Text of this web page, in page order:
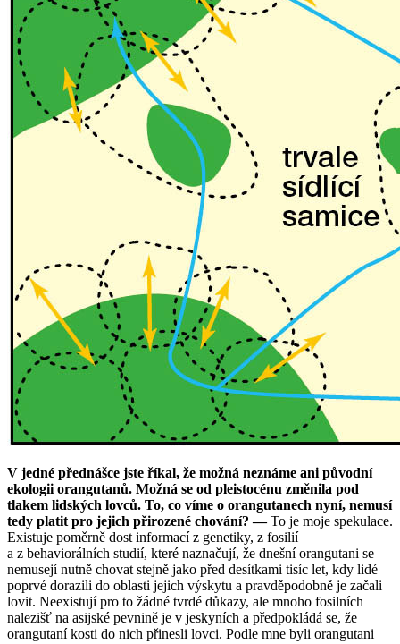
V jedné přednášce jste říkal, že možná neznáme ani původní
ekologii orangutanů. Možná se od pleistocénu změnila pod
tlakem lidských lovců. To, co víme o orangutanech nyní, nemusí
tedy platit pro jejich přirozené chování? —To je moje spekulace.
Existuje poměrně dost informací z genetiky, z fosilií
a z behaviorálních studií, které naznačují, že dnešní orangutani se
nemusejí nutně chovat stejně jako před desítkami tisíc let, kdy lidé
poprvé dorazili do oblasti jejich výskytu a pravděpodobně je začali
lovit. Neexistují pro to žádné tvrdé důkazy, ale mnoho fosilních
nalezišť na asijské pevnině je v jeskyních a předpokládá se, že
orangutaní kosti do nich přinesli lovci. Podle mne byli orangutani